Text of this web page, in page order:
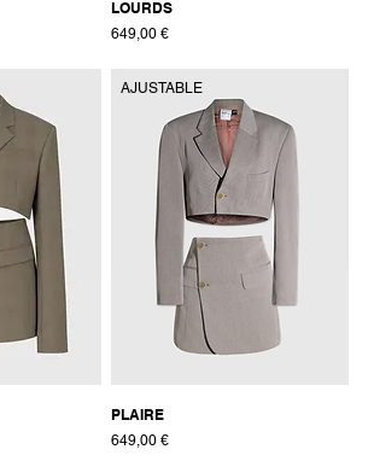
LOURDS
Prix
649,00 €
AJUSTABLE
PLAIRE
Prix
649,00 €